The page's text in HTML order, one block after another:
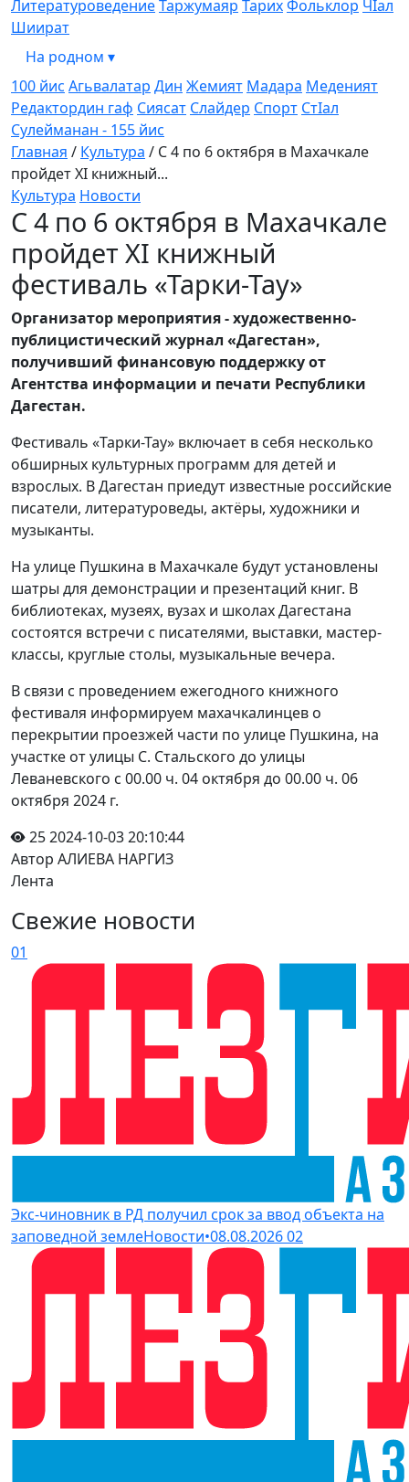
ЛитературоведениеТаржумаяр ТарихФольклор ЧIал
Шиират
На родном ▾
100 йис Агьвалатар Дин Жемият Мадара Меденият
Редактордин гаф Сиясат Слайдер Спорт СтIал
Сулейманан - 155 йис
Главная / Культура / С 4 по 6 октября в Махачкале
пройдет ХI книжный...
Культура Новости
С 4 по 6 октября в Махачкале
пройдет ХI книжный
фестиваль «Тарки-Тау»
Организатор мероприятия - художественно-
публицистический журнал «Дагестан»,
получивший финансовую поддержку от
Агентства информации и печати Республики
Дагестан.
Фестиваль «Тарки-Тау» включает в себя несколько
обширных культурных программ для детей и
взрослых. В Дагестан приедут известные российские
писатели, литературоведы, актёры, художники и
музыканты.
На улице Пушкина в Махачкале будут установлены
шатры для демонстрации и презентаций книг. В
библиотеках, музеях, вузах и школах Дагестана
состоятся встречи с писателями, выставки, мастер-
классы, круглые столы, музыкальные вечера.
В связи с проведением ежегодного книжного
фестиваля информируем махачкалинцев о
перекрытии проезжей части по улице Пушкина, на
участке от улицы С. Стальского до улицы
Леваневского с 00.00 ч. 04 октября до 00.00 ч. 06
октября 2024 г.
252024-10-03 20:10:44
Автор АЛИЕВА НАРГИЗ
Лента
Свежие новости
01
Экс-чиновник в РД получил срок за ввод объекта на
заповедной землеНовости•08.08.202602